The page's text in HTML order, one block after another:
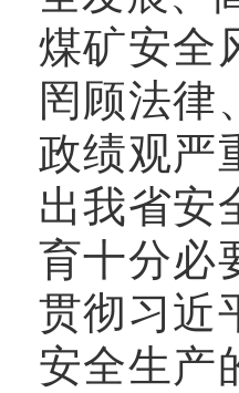
煤矿安全
罔顾法律
政绩观严
出我省安
育十分必
贯彻习近
安全生产